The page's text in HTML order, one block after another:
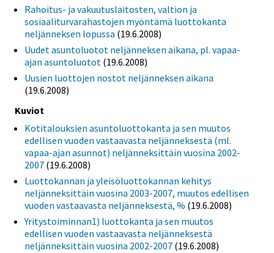
Rahoitus- ja vakuutuslaitosten, valtion ja
sosiaaliturvarahastojen myöntämä luottokanta
neljänneksen lopussa (19.6.2008)
Uudet asuntoluotot neljänneksen aikana, pl. vapaa-
ajan asuntoluotot (19.6.2008)
Uusien luottojen nostot neljänneksen aikana
(19.6.2008)
Kuviot
Kotitalouksien asuntoluottokanta ja sen muutos
edellisen vuoden vastaavasta neljänneksestä (ml.
vapaa-ajan asunnot) neljänneksittäin vuosina 2002-
2007 (19.6.2008)
Luottokannan ja yleisöluottokannan kehitys
neljänneksittäin vuosina 2003-2007, muutos edellisen
vuoden vastaavasta neljänneksestä, % (19.6.2008)
Yritystoiminnan1) luottokanta ja sen muutos
edellisen vuoden vastaavasta neljänneksestä
neljänneksittäin vuosina 2002-2007 (19.6.2008)